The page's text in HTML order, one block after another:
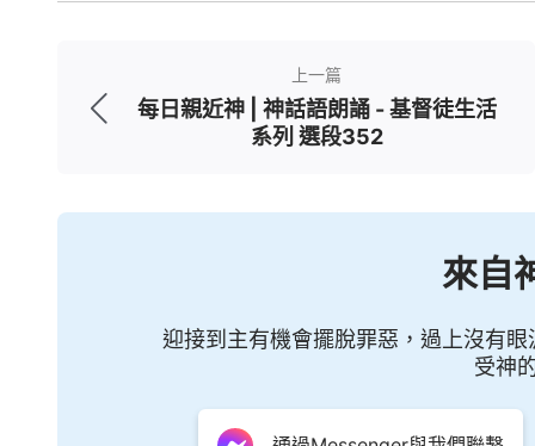
上一篇
每日親近神 | 神話語朗誦 - 基督徒生活
系列 選段352
來自
迎接到主有機會擺脫罪惡，過上沒有
受神